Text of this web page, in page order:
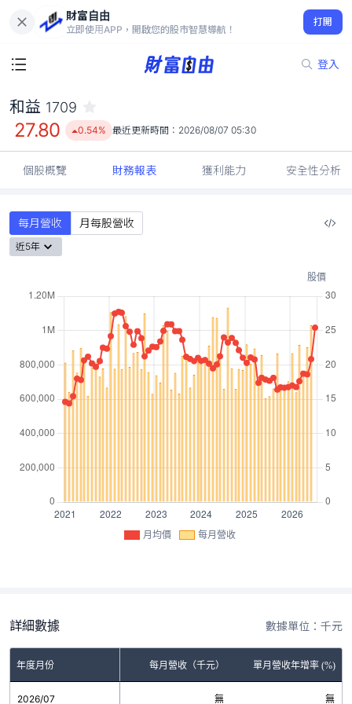
財富自由
立即使用APP，開啟您的股市智慧導航！
打開
登入
27.80
0.54%
和益 1709
27.80 0.54% 最近更新時間： 2026/08/07 05:30
個股概覽 財務報表 獲利能力 安全性分析
每月營收 月每股營收
近5年
月均價 每月營收
詳細數據 數據單位：千元
年度月份 每月營收（千元） 單月營收年增率 (%)
2026/07 無 無